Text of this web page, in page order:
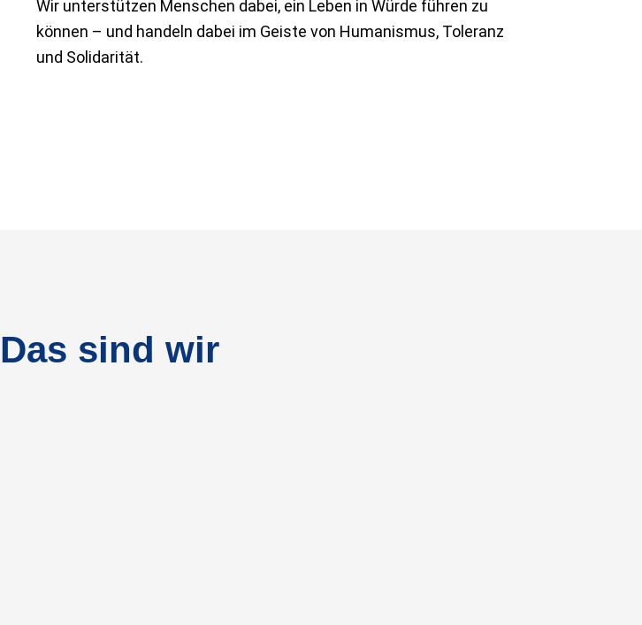
Wir unterstützen Menschen dabei, ein Leben in Würde führen zu
können – und handeln dabei im Geiste von Humanismus, Toleranz
und Solidarität.
Das sind wir